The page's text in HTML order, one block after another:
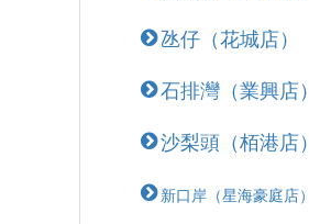
氹仔（花城店）
石排灣（業興店）
沙梨頭（栢港店）
新口岸（星海豪庭店）